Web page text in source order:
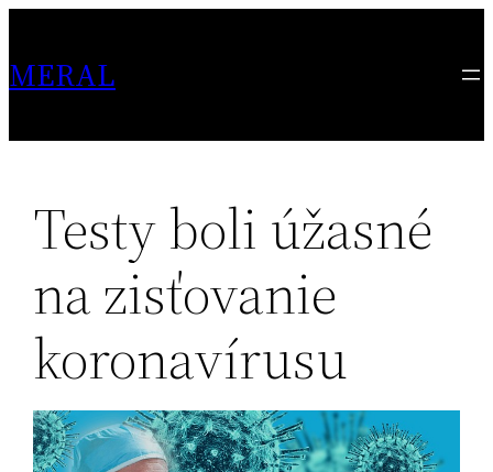
content
MERAL
Testy boli úžasné
na zisťovanie
koronavírusu